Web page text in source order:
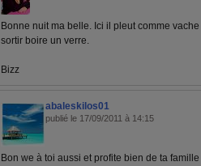
Bonne nuit ma belle. Ici il pleut comme
sortir boire un verre.
Bizz
abaleskilos01
publié le 17/09/2011 à 14:15
Bon we à toi aussi et profite bien de ta famille